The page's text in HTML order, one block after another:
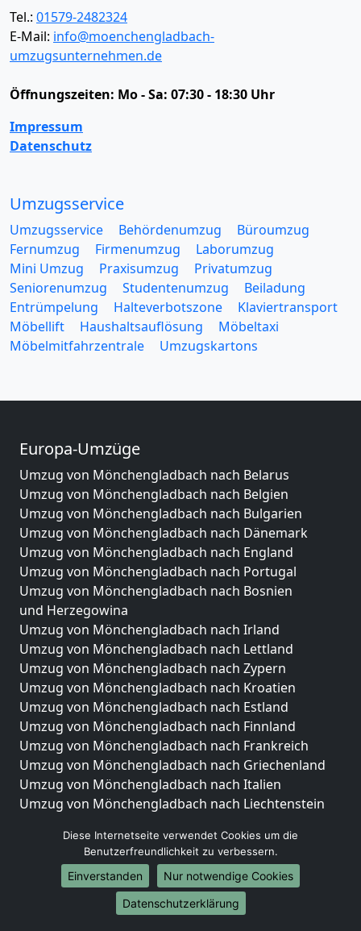
Tel.: 01579-2482324
E-Mail: info@moenchengladbach-
umzugsunternehmen.de
Öffnungszeiten: Mo - Sa: 07:30 - 18:30 Uhr
Impressum
Datenschutz
Umzugsservice
Umzugsservice Behördenumzug
Büroumzug
Fernumzug
Firmenumzug
Laborumzug
Mini Umzug
Praxisumzug
Privatumzug
Seniorenumzug
Studentenumzug
Beiladung
Entrümpelung
Halteverbotszone
Klaviertransport
Möbellift
Haushaltsauflösung
Möbeltaxi
Möbelmitfahrzentrale
Umzugskartons
Europa-Umzüge
Umzug von Mönchengladbach nach Belarus
Umzug von Mönchengladbach nach Belgien
Umzug von Mönchengladbach nach Bulgarien
Umzug von Mönchengladbach nach Dänemark
Umzug von Mönchengladbach nach England
Umzug von Mönchengladbach nach Portugal
Umzug von Mönchengladbach nach Bosnien
und Herzegowina
Umzug von Mönchengladbach nach Irland
Umzug von Mönchengladbach nach Lettland
Umzug von Mönchengladbach nach Zypern
Umzug von Mönchengladbach nach Kroatien
Umzug von Mönchengladbach nach Estland
Umzug von Mönchengladbach nach Finnland
Umzug von Mönchengladbach nach Frankreich
Umzug von Mönchengladbach nach Griechenland
Umzug von Mönchengladbach nach Italien
Umzug von Mönchengladbach nach Liechtenstein
Umzug von Mönchengladbach nach Niederlande
Umzug von Mönchengladbach nach Norwegen
Umzüge-Deutschlandweit
Umzug von Mönchengladbach nach Berlin
Diese Internetseite verwendet Cookies um die
Benutzerfreundlichkeit zu verbessern.
Einverstanden
Nur notwendige Cookies
Datenschutzerklärung